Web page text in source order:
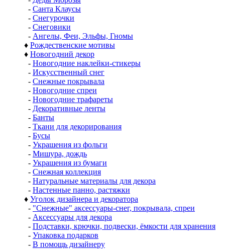
- Санта Клаусы
- Снегурочки
- Снеговики
- Ангелы, Феи, Эльфы, Гномы
♦ Рождественские мотивы
♦ Новогодний декор
- Новогодние наклейки-стикеры
- Искусственный снег
- Снежные покрывала
- Новогодние спреи
- Новогодние трафареты
- Декоративные ленты
- Банты
- Ткани для декорирования
- Бусы
- Украшения из фольги
- Мишура, дождь
- Украшения из бумаги
- Снежная коллекция
- Натуральные материалы для декора
- Настенные панно, растяжки
♦ Уголок дизайнера и декоратора
- "Снежные" аксессуары-снег, покрывала, спреи
- Аксессуары для декора
- Подставки, крючки, подвески, ёмкости для хранения
- Упаковка подарков
- В помощь дизайнеру